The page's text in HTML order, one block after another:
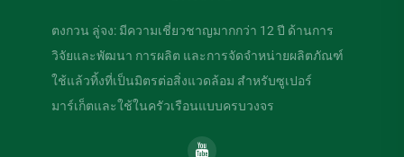
ตงกวน ลู่จง: มีความเชี่ยวชาญมากกว่า 12 ปี ด้านการ
วิจัยและพัฒนา การผลิต และการจัดจำหน่ายผลิตภัณฑ์
ใช้แล้วทิ้งที่เป็นมิตรต่อสิ่งแวดล้อม สำหรับซูเปอร์
มาร์เก็ตและใช้ในครัวเรือนแบบครบวงจร